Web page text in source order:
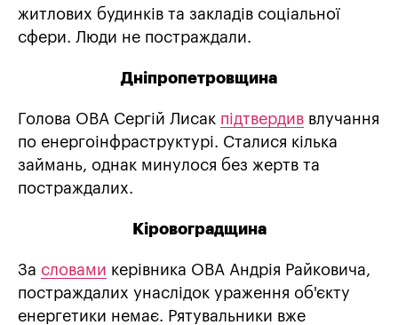
житлових будинків та закладів соціальної
сфери. Люди не постраждали.
Дніпропетровщина
Голова ОВА Сергій Лисак підтвердив влучання
по енергоінфраструктурі. Сталися кілька
займань, однак минулося без жертв та
постраждалих.
Кіровоградщина
За словами керівника ОВА Андрія Райковича,
постраждалих унаслідок ураження об'єкту
енергетики немає. Рятувальники вже